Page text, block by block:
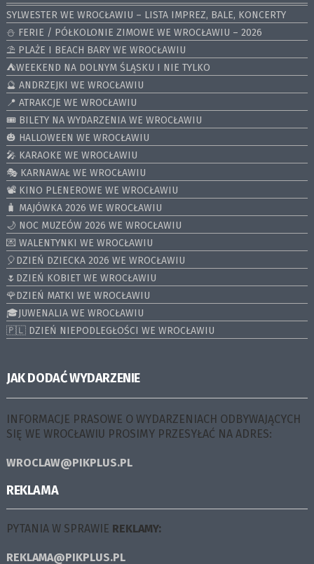
SYLWESTER WE WROCŁAWIU – LISTA IMPREZ, BALE, KONCERTY
⛄️ FERIE / PÓŁKOLONIE ZIMOWE WE WROCŁAWIU – 2026
⛱️ PLAŻE I BEACH BARY WE WROCŁAWIU
⛺️WEEKEND NA DOLNYM ŚLĄSKU I NIE TYLKO
🔮 ANDRZEJKI WE WROCŁAWIU
📍 ATRAKCJE WE WROCŁAWIU
🎟️ BILETY NA WYDARZENIA WE WROCŁAWIU
🎃 HALLOWEEN WE WROCŁAWIU
🎤 KARAOKE WE WROCŁAWIU
🎭 KARNAWAŁ WE WROCŁAWIU
📽️ KINO PLENEROWE WE WROCŁAWIU
🧳 MAJÓWKA 2026 WE WROCŁAWIU
🌙 NOC MUZEÓW 2026 WE WROCŁAWIU
💌 WALENTYNKI WE WROCŁAWIU
🎈DZIEŃ DZIECKA 2026 WE WROCŁAWIU
🌷DZIEŃ KOBIET WE WROCŁAWIU
🌹DZIEŃ MATKI WE WROCŁAWIU
🎓JUWENALIA WE WROCŁAWIU
🇵🇱 DZIEŃ NIEPODLEGŁOŚCI WE WROCŁAWIU
JAK DODAĆ WYDARZENIE
INFORMACJE PRASOWE O WYDARZENIACH ODBYWAJĄCYCH
SIĘ WE WROCŁAWIU PROSIMY PRZESYŁAĆ NA ADRES:
WROCLAW@PIKPLUS.PL
REKLAMA
PYTANIA W SPRAWIE REKLAMY:
REKLAMA@PIKPLUS.PL